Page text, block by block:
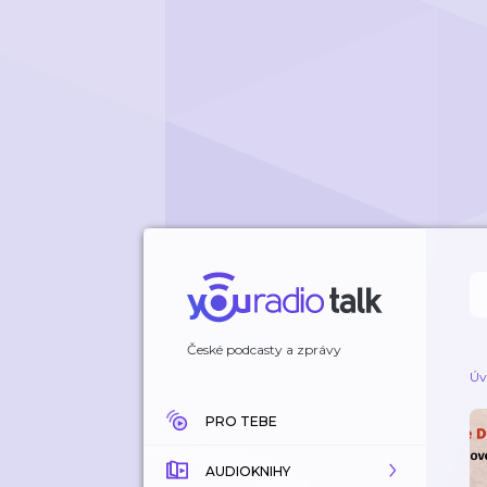
České podcasty a zprávy
PRO TEBE
AUDIOKNIHY